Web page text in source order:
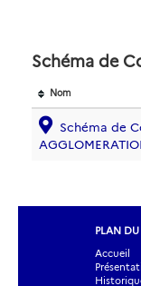
Schéma de
Nom
Schéma de
PLAN DU
Accueil